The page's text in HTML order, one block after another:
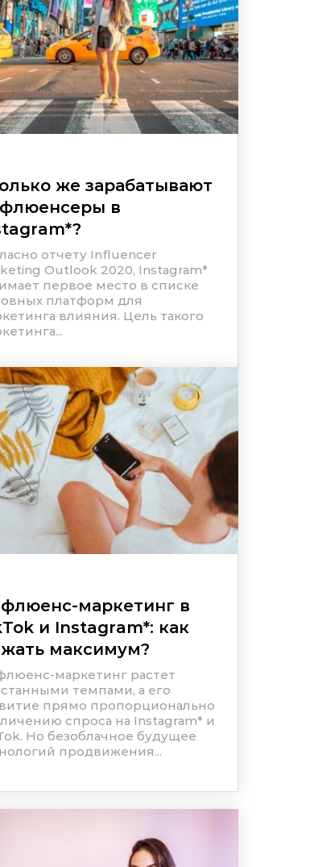
же зарабатывают
в
*?
отчету Influencer
Outlook 2020, Instagram*
первое место в списке
платформ для
влияния. Цель такого
маркетинг в
и Instagram*: как
максимум?
маркетинг растет
темпами, а его
прямо пропорционально
спроса на Instagram* и
Но безоблачное будущее
продвижения...